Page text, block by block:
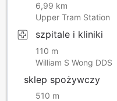
6,99 km
Upper Tram Station
szpitale i kliniki
110 m
William S Wong DDS
sklep spożywczy
510 m